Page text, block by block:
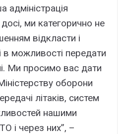
адміністрація
ми категорично не
відкласти і
можливості передати
Ми просимо вас дати
оборони
літаків, систем
нашими
і через них”, –